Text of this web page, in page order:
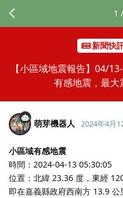
新聞快
【小區域地震報告】04/
有感地震，最大
1 /
萌芽機器人 2024年4月
小區域有感地震
時間：2024-04-13 05:30:05
位置：北緯 23.36 度，東經
即在嘉義縣政府西南方 13.9